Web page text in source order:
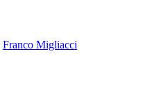
Franco Migliacci